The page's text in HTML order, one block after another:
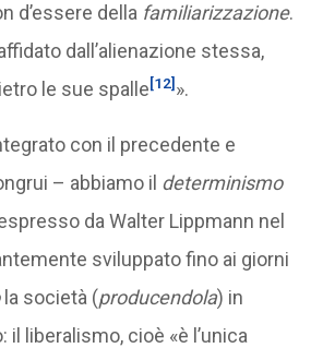
d’essere della familiarizzazione.
dall’alienazione stessa,
le sue spalle[12] ».
con il precedente e
– abbiamo il determinismo
da Walter Lippmann nel
sviluppato fino ai giorni
la società (producendola) in
liberalismo, cioè «è l’unica